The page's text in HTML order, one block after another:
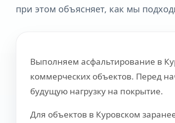
при этом объясняет, как мы
Выполняем асфальтирование в
коммерческих объектов. Перед
будущую нагрузку на покрытие.
Для объектов в Куровском